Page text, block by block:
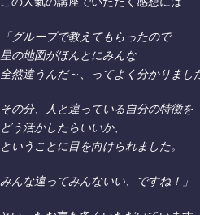
「グループで教えてもらったので
星の地図がほんとにみんな
全然違うんだ～、ってよく分かりまし
その分、人と違っている自分の特徴を
どう活かしたらいいか、
ということに目を向けられました。
みんな違ってみんないい、ですね！」